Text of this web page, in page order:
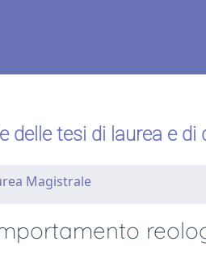
delle tesi di laurea e
Magistrale